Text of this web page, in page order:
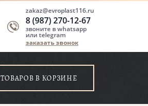
zakaz@evroplast116.ru
8 (987) 270-12-67
звоните в whatsapp
или telegram
заказать звонок
ТОВАРОВ В КОРЗИНЕ